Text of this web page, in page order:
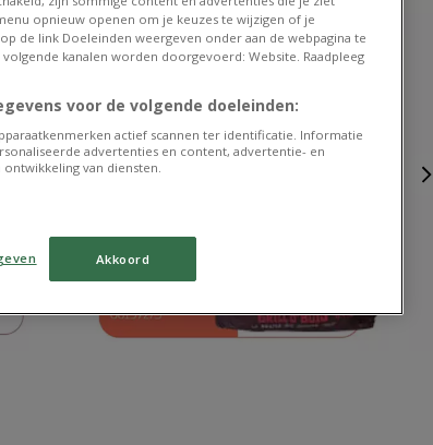
opnieuw openen om je keuzes te wijzigen of je
de link Doeleinden weergeven onder aan de webpagina te
kanalen worden doorgevoerd: Website. Raadpleeg
voor de volgende doeleinden:
actief scannen ter identificatie. Informatie
advertenties en content, advertentie- en
van diensten.
Akkoord